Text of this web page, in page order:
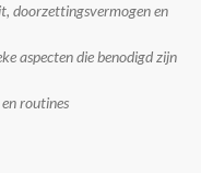
doorzettingsvermogen en
aspecten die benodigd zijn
routines